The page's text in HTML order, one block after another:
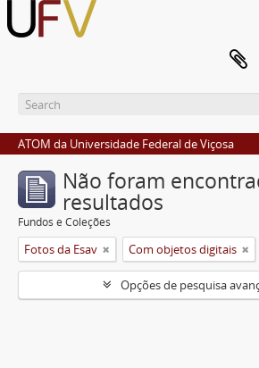
ATOM da Universidade Federal de Viçosa
Não foram
resultados
Fundos e Coleções
Fotos da Esav Com objetos digitais
Opções de pesquisa